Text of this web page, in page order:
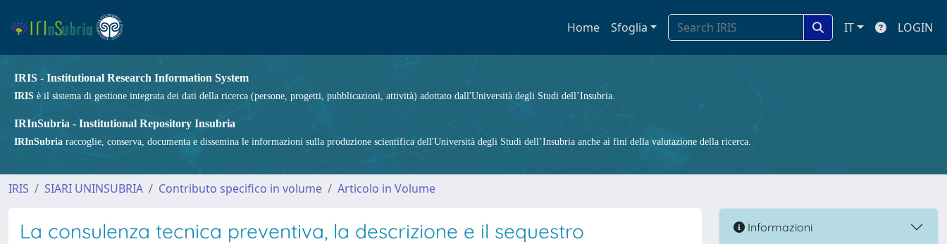
Home Sfoglia IT LOGIN
IRIS - Institutional Research Information System
IRIS è il sistema di gestione integrata dei dati della ricerca (persone, progetti, pubblicazioni, attività) adottato dall'Università degli Studi dell’Insubria.
IRInSubria - Institutional Repository Insubria
IRInSubria raccoglie, conserva, documenta e dissemina le informazioni sulla produzione scientifica dell'Università degli Studi dell’Insubria anche ai fini della valutazione della ricerca.
IRIS SIARI UNINSUBRIA Contributo specifico in volume Articolo in Volume
La consulenza tecnica preventiva, la descrizione e il sequestro Informazioni